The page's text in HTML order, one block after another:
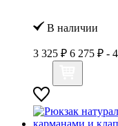
В наличии
3 325 ₽ 6 275 ₽ -